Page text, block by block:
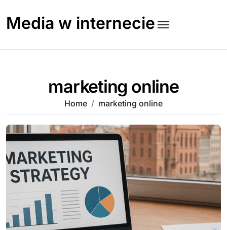
content
Media w internecie
marketing online
Home marketing online